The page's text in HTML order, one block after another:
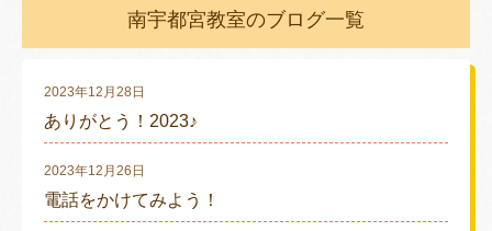
南宇都宮教室のブログ一覧
2023年12月28日
ありがとう！2023♪
2023年12月26日
電話をかけてみよう！